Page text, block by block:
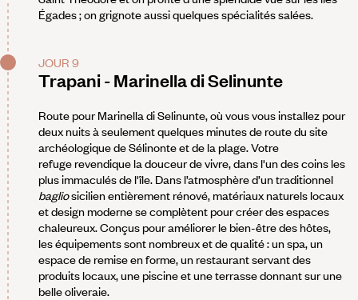
Égades ; on grignote aussi quelques spécialités salées.
JOUR 9
Trapani - Marinella di Selinunte
Route pour Marinella di Selinunte, où vous vous installez pour
deux nuits à seulement quelques minutes de route du site
archéologique de Sélinonte et de la plage. Votre
refuge revendique la douceur de vivre, dans l'un des coins les
plus immaculés de l'île. Dans l’atmosphère d’un traditionnel
bagliosicilien entièrement rénové, matériaux naturels locaux
et design moderne se complètent pour créer des espaces
chaleureux. Conçus pour améliorer le bien-être des hôtes,
les équipements sont nombreux et de qualité : un spa, un
espace de remise en forme, un restaurant servant des
produits locaux, une piscine et une terrasse donnant sur une
belle oliveraie.